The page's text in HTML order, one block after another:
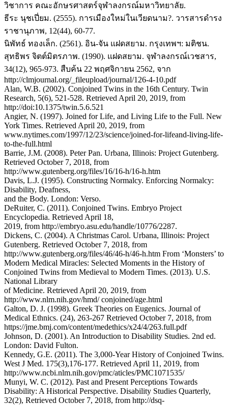
วิชาการ คณะอักษรศาสตร์จุฬาลงกรณ์มหาวิทยาลัย.
ธีระ นุชเปี่ยม. (2555). การเมืองใหม่ในเวียดนาม?. วารสารดำรง
ราชานุภาพ, 12(44), 60-77.
นิพัทธ์ ทองเล็ก. (2561). อิน-จัน แฝดสยาม. กรุงเทพฯ: มติชน.
สุทธิพร จิตต์มิตรภาพ. (1990). แฝดสยาม. จุฬาลงกรณ์เวชสาร,
34(12), 965-973. สืบค้น 22 พฤศจิกายน 2562, จาก
http://clmjournal.org/_fileupload/journal/126-4-10.pdf
Alan, W.B. (2002). Conjoined Twins in the 16th Century. Twin
Research, 5(6), 521-528. Retrieved April 20, 2019, from
http://doi:10.1375/twin.5.6.521
Angier, N. (1997). Joined for Life, and Living Life to the Full. New
York Times. Retrieved April 20, 2019, from
www.nytimes.com/1997/12/23/science/joined-for-lifeand-living-life-
to-the-full.html
Barrie, J.M. (2008). Peter Pan. Urbana, Illinois: Project Gutenberg.
Retrieved October 7, 2018, from
http://www.gutenberg.org/files/16/16-h/16-h.htm
Davis, L.J. (1995). Constructing Normalcy. Enforcing Normalcy:
Disability, Deafness,
and the Body. London: Verso.
DeRuiter, C. (2011). Conjoined Twins. Embryo Project
Encyclopedia. Retrieved April 18,
2019, from http://embryo.asu.edu/handle/10776/2287.
Dickens, C. (2004). A Christmas Carol. Urbana, Illinois: Project
Gutenberg. Retrieved October 7, 2018, from
http://www.gutenberg.org/files/46/46-h/46-h.htm From ‘Monsters’ to
Modern Medical Miracles: Selected Moments in the History of
Conjoined Twins from Medieval to Modern Times. (2013). U.S.
National Library
of Medicine. Retrieved April 20, 2019, from
http://www.nlm.nih.gov/hmd/ conjoined/age.html
Galton, D. J. (1998). Greek Theories on Eugenics. Journal of
Medical Ethnics. (24), 263-267 Retrieved October 7, 2018, from
https://jme.bmj.com/content/medethics/x24/4/263.full.pdf
Johnson, D. (2001). An Introduction to Disability Studies. 2nd ed.
London: David Fulton.
Kennedy, G.E. (2011). The 3,000-Year History of Conjoined Twins.
West J Med. 175(3),176-177. Retrieved April 11, 2019, from
http://www.ncbi.nlm.nih.gov/pmc/aticles/PMC1071535/
Munyi, W. C. (2012). Past and Present Perceptions Towards
Disability: A Historical Perspective. Disability Studies Quarterly,
32(2), Retrieved October 7, 2018, from http://dsq-